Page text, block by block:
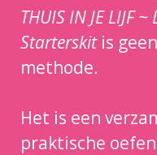
THUIS IN JE LIJF
Starterskit is
methode.
Het is een
praktische